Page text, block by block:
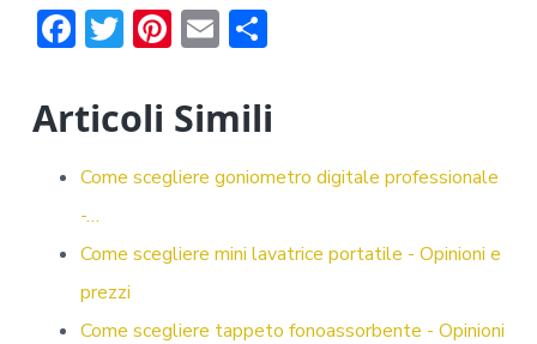
F
ac
e
b
o
ok
T
w
it
te
r
Pi
nt
er
e
st
E
m
ai
l
C
n
di
vi
Articoli Simili
Come scegliere goniometro digitale professionale
-…
Come scegliere mini lavatrice portatile - Opinioni e
prezzi
Come scegliere tappeto fonoassorbente - Opinioni